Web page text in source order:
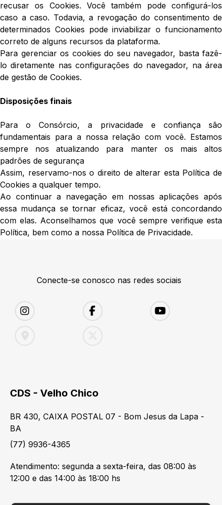
recusar os Cookies. Você também pode configurá-los
caso a caso. Todavia, a revogação do consentimento de
determinados Cookies pode inviabilizar o funcionamento
correto de alguns recursos da plataforma.
Para gerenciar os cookies do seu navegador, basta fazê-
lo diretamente nas configurações do navegador, na área
de gestão de Cookies.
Disposições finais
Para o Consórcio, a privacidade e confiança são
fundamentais para a nossa relação com você. Estamos
sempre nos atualizando para manter os mais altos
padrões de segurança
Assim, reservamo-nos o direito de alterar esta Política de
Cookies a qualquer tempo.
Ao continuar a navegação em nossas aplicações após
essa mudança se tornar eficaz, você está concordando
com elas. Aconselhamos que você sempre verifique esta
Política, bem como a nossa Política de Privacidade.
Conecte-se conosco nas redes sociais
CDS - Velho Chico
BR 430, CAIXA POSTAL 07 - Bom Jesus da Lapa -
BA
(77) 9936-4365
Atendimento: segunda a sexta-feira, das 08:00 às
12:00 e das 14:00 às 18:00 hs